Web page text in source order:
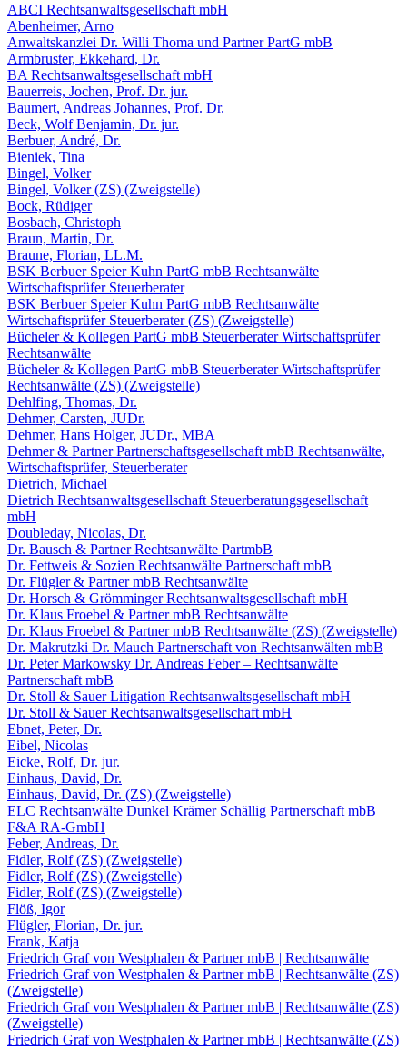
ABCI Rechtsanwaltsgesellschaft mbH
Abenheimer, Arno
Anwaltskanzlei Dr. Willi Thoma und Partner PartG mbB
Armbruster, Ekkehard, Dr.
BA Rechtsanwaltsgesellschaft mbH
Bauerreis, Jochen, Prof. Dr. jur.
Baumert, Andreas Johannes, Prof. Dr.
Beck, Wolf Benjamin, Dr. jur.
Berbuer, André, Dr.
Bieniek, Tina
Bingel, Volker
Bingel, Volker (ZS) (Zweigstelle)
Bock, Rüdiger
Bosbach, Christoph
Braun, Martin, Dr.
Braune, Florian, LL.M.
BSK Berbuer Speier Kuhn PartG mbB Rechtsanwälte
Wirtschaftsprüfer Steuerberater
BSK Berbuer Speier Kuhn PartG mbB Rechtsanwälte
Wirtschaftsprüfer Steuerberater (ZS) (Zweigstelle)
Bücheler & Kollegen PartG mbB Steuerberater Wirtschaftsprüfer
Rechtsanwälte
Bücheler & Kollegen PartG mbB Steuerberater Wirtschaftsprüfer
Rechtsanwälte (ZS) (Zweigstelle)
Dehlfing, Thomas, Dr.
Dehmer, Carsten, JUDr.
Dehmer, Hans Holger, JUDr., MBA
Dehmer & Partner Partnerschaftsgesellschaft mbB Rechtsanwälte,
Wirtschaftsprüfer, Steuerberater
Dietrich, Michael
Dietrich Rechtsanwaltsgesellschaft Steuerberatungsgesellschaft
mbH
Doubleday, Nicolas, Dr.
Dr. Bausch & Partner Rechtsanwälte PartmbB
Dr. Fettweis & Sozien Rechtsanwälte Partnerschaft mbB
Dr. Flügler & Partner mbB Rechtsanwälte
Dr. Horsch & Grömminger Rechtsanwaltsgesellschaft mbH
Dr. Klaus Froebel & Partner mbB Rechtsanwälte
Dr. Klaus Froebel & Partner mbB Rechtsanwälte (ZS) (Zweigstelle)
Dr. Makrutzki Dr. Mauch Partnerschaft von Rechtsanwälten mbB
Dr. Peter Markowsky Dr. Andreas Feber – Rechtsanwälte
Partnerschaft mbB
Dr. Stoll & Sauer Litigation Rechtsanwaltsgesellschaft mbH
Dr. Stoll & Sauer Rechtsanwaltsgesellschaft mbH
Ebnet, Peter, Dr.
Eibel, Nicolas
Eicke, Rolf, Dr. jur.
Einhaus, David, Dr.
Einhaus, David, Dr. (ZS) (Zweigstelle)
ELC Rechtsanwälte Dunkel Krämer Schällig Partnerschaft mbB
F&A RA-GmbH
Feber, Andreas, Dr.
Fidler, Rolf (ZS) (Zweigstelle)
Fidler, Rolf (ZS) (Zweigstelle)
Fidler, Rolf (ZS) (Zweigstelle)
Flöß, Igor
Flügler, Florian, Dr. jur.
Frank, Katja
Friedrich Graf von Westphalen & Partner mbB | Rechtsanwälte
Friedrich Graf von Westphalen & Partner mbB | Rechtsanwälte (ZS)
(Zweigstelle)
Friedrich Graf von Westphalen & Partner mbB | Rechtsanwälte (ZS)
(Zweigstelle)
Friedrich Graf von Westphalen & Partner mbB | Rechtsanwälte (ZS)